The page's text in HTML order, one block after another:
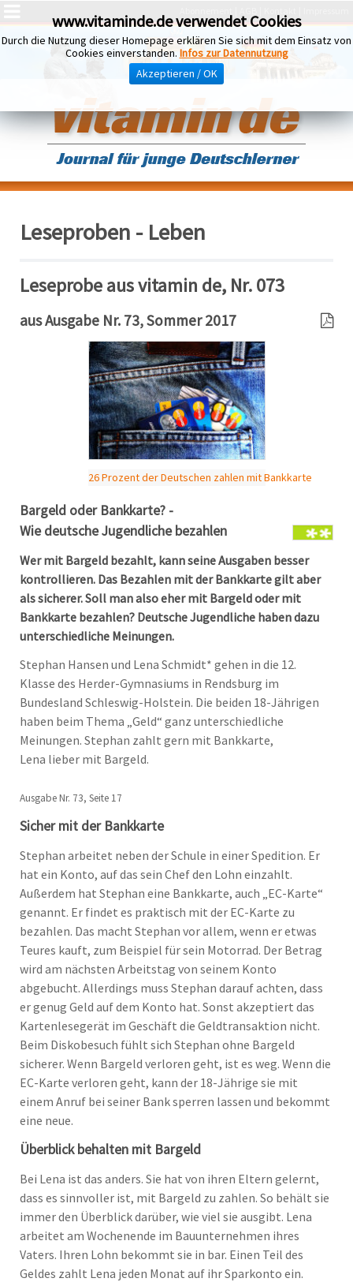
Leseproben - Leben
Leseprobe aus vitamin de, Nr. 073
aus Ausgabe Nr. 73, Sommer 2017
26 Prozent der Deutschen zahlen mit Bankkarte
Bargeld oder Bankkarte? -
Wie deutsche Jugendliche bezahlen
Wer mit Bargeld bezahlt, kann seine Ausgaben besser
kontrollieren. Das Bezahlen mit der Bankkarte gilt aber
als sicherer. Soll man also eher mit Bargeld oder mit
Bankkarte bezahlen? Deutsche Jugendliche haben dazu
unterschiedliche Meinungen.
Stephan Hansen und Lena Schmidt* gehen in die 12.
Klasse des Herder-Gymnasiums in Rendsburg im
Bundesland Schleswig-Holstein. Die beiden 18-Jährigen
haben beim Thema „Geld“ ganz unterschiedliche
Meinungen. Stephan zahlt gern mit Bankkarte,
Lena lieber mit Bargeld.
Ausgabe Nr. 73, Seite 17
Sicher mit der Bankkarte
Stephan arbeitet neben der Schule in einer Spedition. Er
hat ein Konto, auf das sein Chef den Lohn einzahlt.
Außerdem hat Stephan eine Bankkarte, auch „EC-Karte“
genannt. Er findet es praktisch mit der EC-Karte zu
bezahlen. Das macht Stephan vor allem, wenn er etwas
Teures kauft, zum Beispiel für sein Motorrad. Der Betrag
wird am nächsten Arbeitstag von seinem Konto
abgebucht. Allerdings muss Stephan darauf achten, dass
er genug Geld auf dem Konto hat. Sonst akzeptiert das
Kartenlesegerät im Geschäft die Geldtransaktion nicht.
Beim Diskobesuch fühlt sich Stephan ohne Bargeld
sicherer. Wenn Bargeld verloren geht, ist es weg. Wenn die
EC-Karte verloren geht, kann der 18-Jährige sie mit
einem Anruf bei seiner Bank sperren lassen und bekommt
eine neue.
Überblick behalten mit Bargeld
Bei Lena ist das anders. Sie hat von ihren Eltern gelernt,
dass es sinnvoller ist, mit Bargeld zu zahlen. So behält sie
immer den Überblick darüber, wie viel sie ausgibt. Lena
arbeitet am Wochenende im Bauunternehmen ihres
Vaters. Ihren Lohn bekommt sie in bar. Einen Teil des
Geldes zahlt Lena jeden Monat auf ihr Sparkonto ein.
www.vitaminde.de verwendet Cookies
Durch die Nutzung dieser Homepage erklären Sie sich mit dem Einsatz von
Cookies einverstanden. Infos zur Datennutzung
Akzeptieren / OK